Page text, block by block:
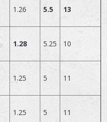
1.26 5.5 13
1.28 5.25 10
1.25 5 11
1.25 5 11